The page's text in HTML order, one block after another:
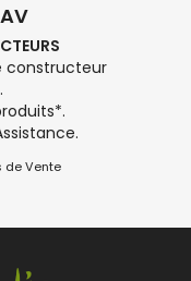
constructeur
de Vente